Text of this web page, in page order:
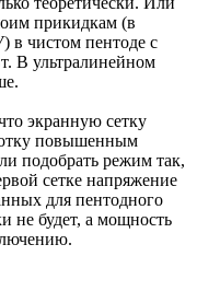
прикидкам (в
чистом пентоде с
В ультралинейном
экранную сетку
повышенным
подобрать режим так,
сетке напряжение
для пентодного
не будет, а мощность